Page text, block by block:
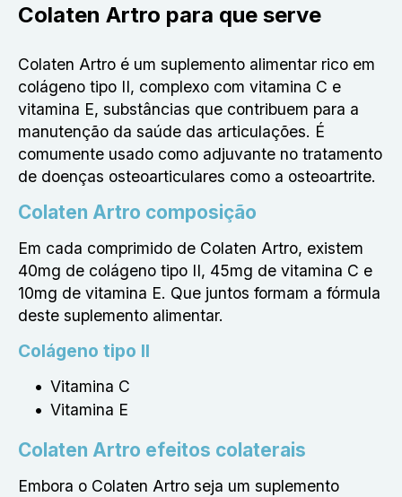
Colaten Artro para que serve
Colaten Artro é um suplemento alimentar rico em
colágeno tipo II, complexo com vitamina C e
vitamina E, substâncias que contribuem para a
manutenção da saúde das articulações. É
comumente usado como adjuvante no tratamento
de doenças osteoarticulares como a osteoartrite.
Colaten Artro composição
Em cada comprimido de Colaten Artro, existem
40mg de colágeno tipo II, 45mg de vitamina C e
10mg de vitamina E. Que juntos formam a fórmula
deste suplemento alimentar.
Colágeno tipo II
Vitamina C
Vitamina E
Colaten Artro efeitos colaterais
Embora o Colaten Artro seja um suplemento